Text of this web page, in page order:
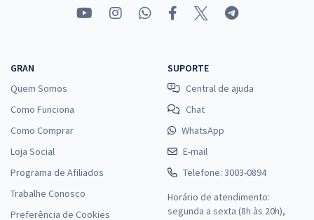
GRAN
Quem Somos
Como Funciona
Como Comprar
Loja Social
Programa de Afiliados
Trabalhe Conosco
Preferência de Cookies
SUPORTE
Central de ajuda
Chat
WhatsApp
E-mail
Telefone: 3003-0894
Horário de atendimento:
segunda a sexta (8h às 20h),